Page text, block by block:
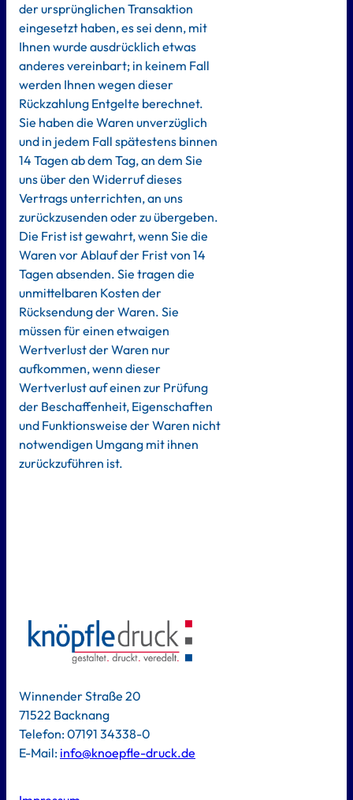
der ursprünglichen Transaktion
eingesetzt haben, es sei denn, mit
Ihnen wurde ausdrücklich etwas
anderes vereinbart; in keinem Fall
werden Ihnen wegen dieser
Rückzahlung Entgelte berechnet.
Sie haben die Waren unverzüglich
und in jedem Fall spätestens binnen
14 Tagen ab dem Tag, an dem Sie
uns über den Widerruf dieses
Vertrags unterrichten, an uns
zurückzusenden oder zu übergeben.
Die Frist ist gewahrt, wenn Sie die
Waren vor Ablauf der Frist von 14
Tagen absenden. Sie tragen die
unmittelbaren Kosten der
Rücksendung der Waren. Sie
müssen für einen etwaigen
Wertverlust der Waren nur
aufkommen, wenn dieser
Wertverlust auf einen zur Prüfung
der Beschaffenheit, Eigenschaften
und Funktionsweise der Waren nicht
notwendigen Umgang mit ihnen
zurückzuführen ist.
Winnender Straße 20
71522 Backnang
Telefon: 07191 34338-0
E-Mail: info@knoepfle-druck.de